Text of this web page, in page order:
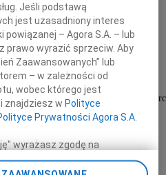
i Jej
Najbliższym
składamy
głębokiego współczucia z powodu
Mamy
Jeśli podstawą
jest uzasadniony interes
powiązanej – Agora S.A. – lub
prawo wyrazić sprzeciw. Aby
Zaawansowanych” lub
– w zależności od
wobec którego jest
znajdziesz w Polityce
Prywatności Agora S.A.
wyrażasz zgodę na
plików typu cookie
Partnerów i Agora S.A.